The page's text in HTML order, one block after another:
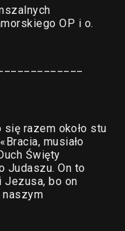
OP i o.
razem około stu
musiało
Święty
Judaszu. On to
Jezusa, bo on
naszym